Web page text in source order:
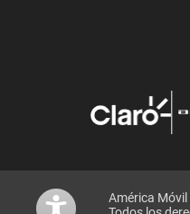
América Móvil